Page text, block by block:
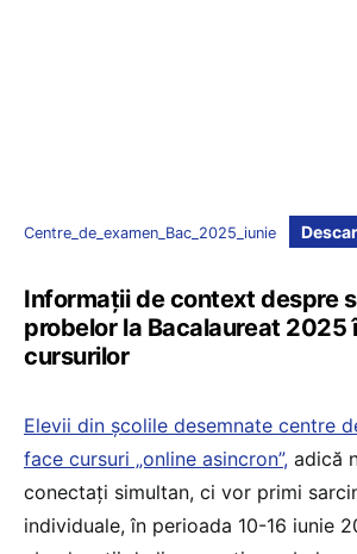
Centre_de_examen_Bac_2025_iunie
Informații de context despre
probelor la Bacalaureat 2025
cursurilor
Elevii din școlile desemnate centre
face cursuri „online asincron”, adică
conectați simultan, ci vor primi
individuale, în perioada 10-16 iunie